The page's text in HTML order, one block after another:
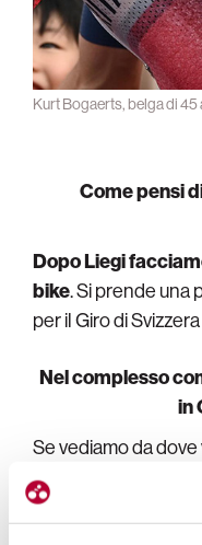
Kurt Bogaerts, belga di 45
Come pensi
Dopo Liegi
bike. Si prende una
per il Giro di
Nel complesso
in
Se vediamo da
podio con Pogacar
vuol sempre